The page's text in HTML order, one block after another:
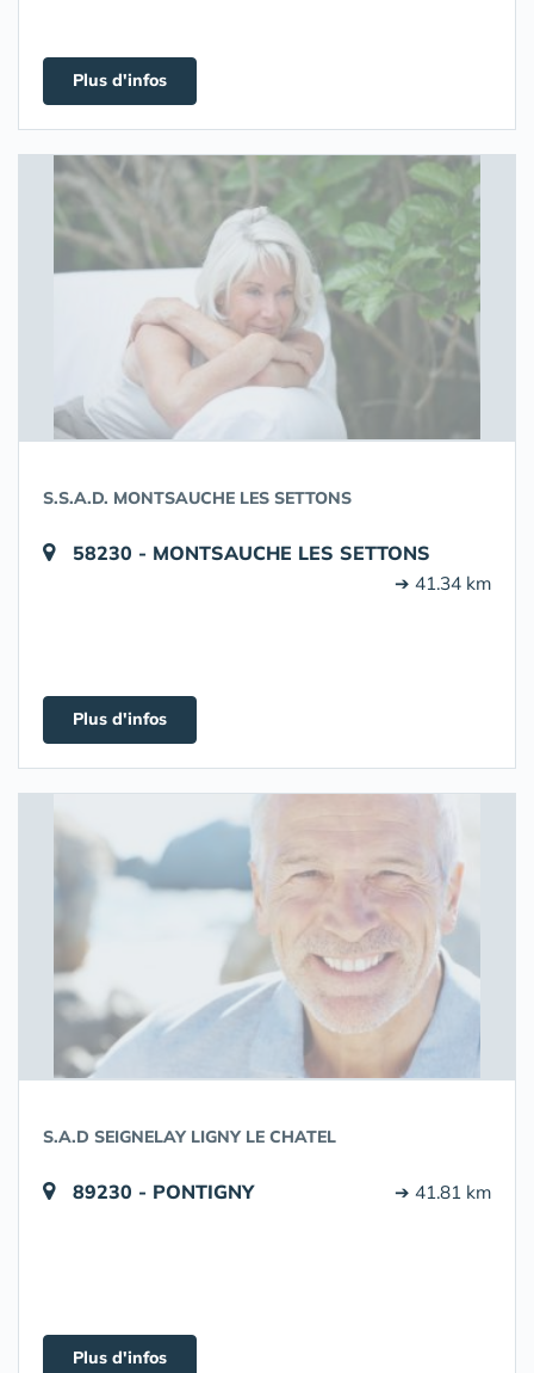
Plus d'infos
S.S.A.D. MONTSAUCHE LES SETTONS
58230 - MONTSAUCHE LES SETTONS
➔ 41.34 km
Plus d'infos
S.A.D SEIGNELAY LIGNY LE CHATEL
89230 - PONTIGNY ➔ 41.81 km
Plus d'infos